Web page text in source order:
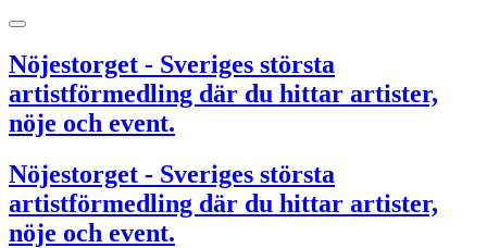
Nöjestorget - Sveriges största
artistförmedling där du hittar artister,
nöje och event.
Nöjestorget - Sveriges största
artistförmedling där du hittar artister,
nöje och event.